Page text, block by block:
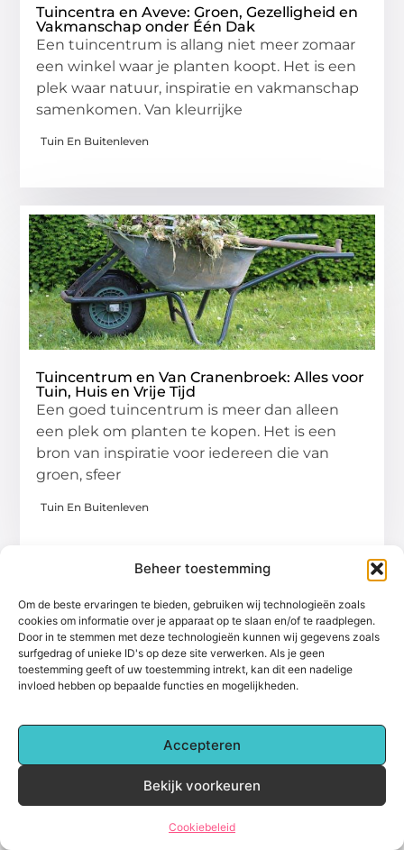
Beheer toestemming
Om de beste ervaringen te bieden, gebruiken wij technologieën zoals
cookies om informatie over je apparaat op te slaan en/of te raadplegen.
Door in te stemmen met deze technologieën kunnen wij gegevens zoals
surfgedrag of unieke ID's op deze site verwerken. Als je geen
toestemming geeft of uw toestemming intrekt, kan dit een nadelige
invloed hebben op bepaalde functies en mogelijkheden.
Accepteren
Bekijk voorkeuren
Cookiebeleid
Tuincentra en Aveve: Groen, Gezelligheid en
Vakmanschap onder Één Dak
Een tuincentrum is allang niet meer zomaar
een winkel waar je planten koopt. Het is een
plek waar natuur, inspiratie en vakmanschap
samenkomen. Van kleurrijke
Tuin En Buitenleven
Tuincentrum en Van Cranenbroek: Alles voor
Tuin, Huis en Vrije Tijd
Een goed tuincentrum is meer dan alleen
een plek om planten te kopen. Het is een
bron van inspiratie voor iedereen die van
groen, sfeer
Tuin En Buitenleven
Over het-thuisgevoel
Jouw gids voor inspiratie en tips uit het dagelijks leven.
Ontdek een brede verzameling blogs en artikelen die je helpen
en verrassende inzichten.
Bericht categorie